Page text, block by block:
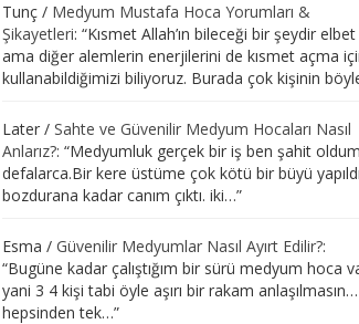
Tunç/ Medyum Mustafa Hoca Yorumları &
Şikayetleri: “Kısmet Allah’ın bileceği bir şeydir elbet
ama diğer alemlerin enerjilerini de kısmet açma
kullanabildiğimizi biliyoruz. Burada çok kişinin
Later/ Sahte ve Güvenilir Medyum Hocaları Nasıl
Anlarız?: “Medyumluk gerçek bir iş ben şahit oldum
defalarca.Bir kere üstüme çok kötü bir büyü
bozdurana kadar canım çıktı. iki…”
Esma / Güvenilir Medyumlar Nasıl Ayırt Edilir?:
“Bugüne kadar çalıştığım bir sürü medyum hoca
yani 3 4 kişi tabi öyle aşırı bir rakam anlaşılmasın…
hepsinden tek…”